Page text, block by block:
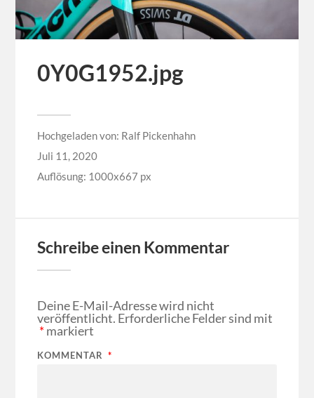
0Y0G1952.jpg
Hochgeladen von: Ralf Pickenhahn
Juli 11, 2020
Auflösung: 1000x667 px
Schreibe einen Kommentar
Deine E-Mail-Adresse wird nicht
veröffentlicht. Erforderliche Felder sind mit
*markiert
KOMMENTAR *